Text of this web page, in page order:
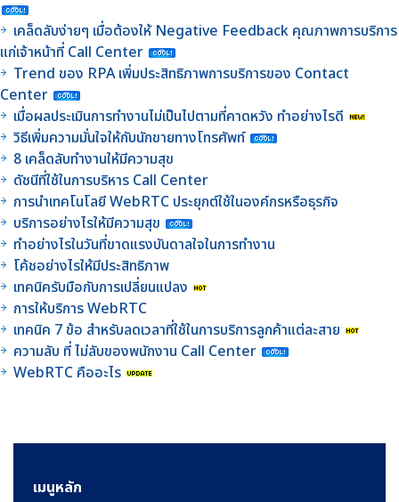
เคล็ดลับง่ายๆ เมื่อต้องให้ Negative Feedback คุณภาพการบริการ
แก่เจ้าหน้าที่ Call Center
Trend ของ RPA เพิ่มประสิทธิภาพการบริการของ Contact
Center
เมื่อผลประเมินการทำงานไม่เป็นไปตามที่คาดหวัง ทำอย่างไรดี
วิธีเพิ่มความมั่นใจให้กับนักขายทางโทรศัพท์
8 เคล็ดลับทำงานให้มีความสุข
ดัชนีที่ใช้ในการบริหาร Call Center
การนำเทคโนโลยี WebRTC ประยุกต์ใช้ในองค์กรหรือธุรกิจ
บริการอย่างไรให้มีความสุข
ทำอย่างไรในวันที่ขาดแรงบันดาลใจในการทำงาน
โค้ชอย่างไรให้มีประสิทธิภาพ
เทคนิครับมือกับการเปลี่ยนแปลง
การให้บริการ WebRTC
เทคนิค 7 ข้อ สำหรับลดเวลาที่ใช้ในการบริการลูกค้าแต่ละสาย
ความลับ ที่ ไม่ลับของพนักงาน Call Center
WebRTC คืออะไร
เมนูหลัก